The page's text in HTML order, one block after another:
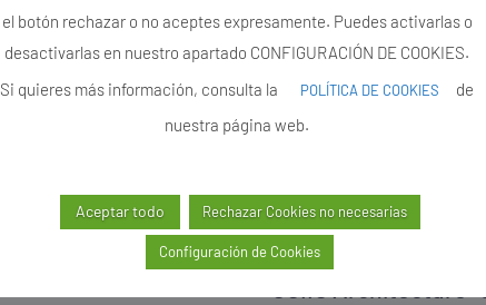
OOIIO
el botón rechazar o no aceptes expresamente. Puedes activarlas o
desactivarlas en nuestro apartado CONFIGURACIÓN DE COOKIES.
Si quieres más información, consulta la
POLÍTICA DE COOKIES
de
nuestra página web.
Aceptar todo Rechazar Cookies no necesarias
Configuración de Cookies